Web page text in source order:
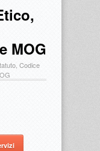
MOG
Codice